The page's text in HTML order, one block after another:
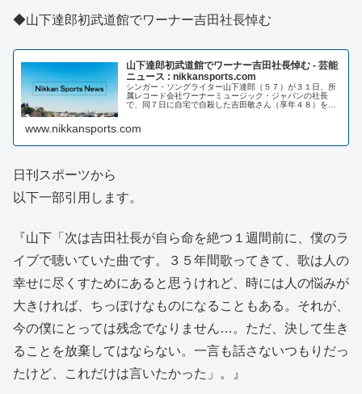
◆山下達郎初武道館でワーナー吉田社長悼む
山下達郎初武道館でワーナー吉田社長悼む - 芸能
ニュース : nikkansports.com
シンガー・ソングライター山下達郎（５７）が３１日、所
属レコード会社ワーナーミュージック・ジャパンの社長
で、同７日に自宅で自殺した吉田敬さん（享年４８）を悼
www.nikkansports.com
日刊スポーツから
以下一部引用します。
『山下「次は吉田社長が自ら命を絶つ１週間前に、僕のラ
イブで聴いていた曲です。３５年間歌ってきて、歌は人の
幸せに尽くすためにあると思うけれど、時には人の悩みが
大きければ、ちっぽけなものになることもある。それが、
今の僕にとっては残念でなりません…。ただ、決して生き
ることを放棄してはならない。一言も話さないつもりだっ
たけど、これだけは言いたかった」。』